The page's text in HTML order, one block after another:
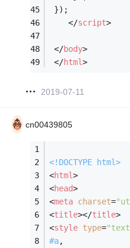
});
</script>
</body>
</html>
2019-07-11
cn00439805
<!DOCTYPE html>
<html>
<head>
<meta charset=
<title></title>
<style type=
#a,